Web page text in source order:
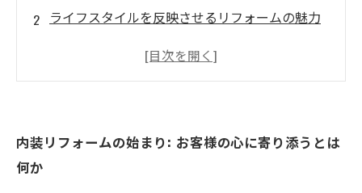
ライフスタイルを反映させるリフォームの魅力
お客様の声を大切にする: 初めてのコミュニケー
成功したリフォーム事例から学ぶお客様との絆
内装リフォームの始まり: お客様の心に寄り添うとは
何か